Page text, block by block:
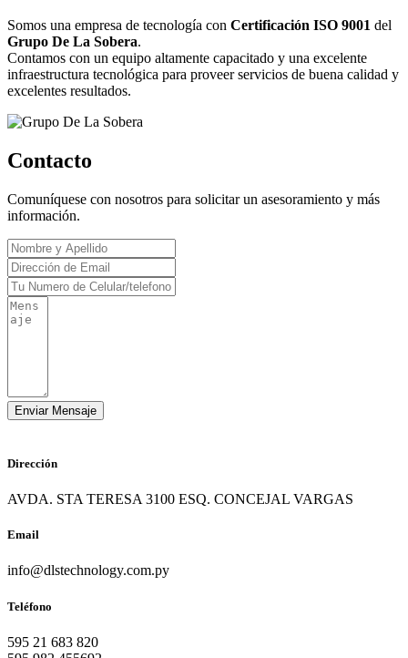
Somos una empresa de tecnología con Certificación ISO 9001 del
Grupo De La Sobera.
Contamos con un equipo altamente capacitado y una excelente
infraestructura tecnológica para proveer servicios de buena calidad y
excelentes resultados.
Contacto
Comuníquese con nosotros para solicitar un asesoramiento y más
información.
Dirección
AVDA. STA TERESA 3100 ESQ. CONCEJAL VARGAS
Email
info@dlstechnology.com.py
Teléfono
595 21 683 820